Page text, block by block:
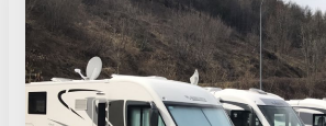
camper
in
Germania
🇩🇪